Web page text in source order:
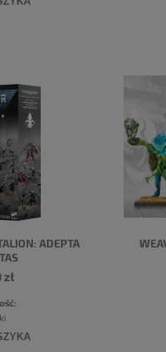
ADEPTA